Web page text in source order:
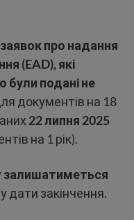
заявок про надання
(EAD), які
були подані не
документів на 18
22 липня 2025
на 1 рік).
залишатиметься
дати закінчення.